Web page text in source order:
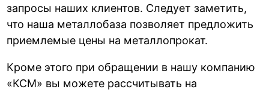
запросы наших клиентов. Следует заметить,
что наша металлобаза позволяет предложить
приемлемые цены на металлопрокат.
Кроме этого при обращении в нашу компанию
«КСМ» вы можете рассчитывать на